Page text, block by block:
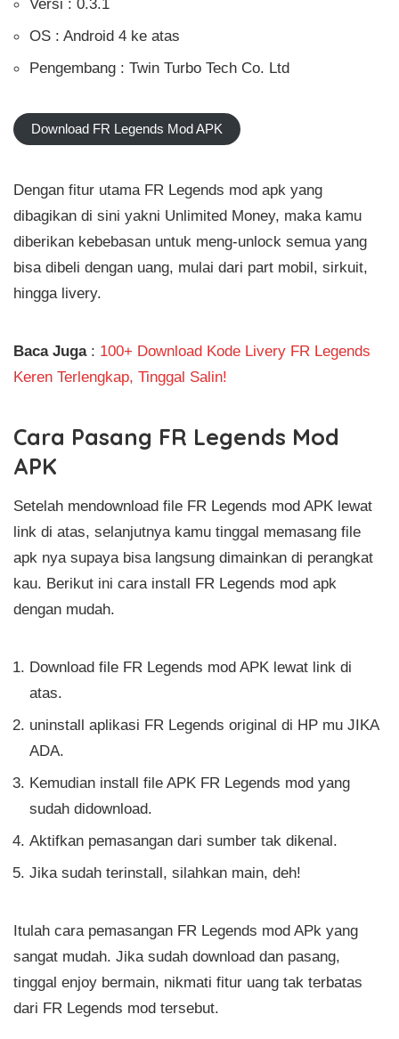
Versi : 0.3.1
OS : Android 4 ke atas
Pengembang : Twin Turbo Tech Co. Ltd
Download FR Legends Mod APK
Dengan fitur utama FR Legends mod apk yang
dibagikan di sini yakni Unlimited Money, maka kamu
diberikan kebebasan untuk meng-unlock semua yang
bisa dibeli dengan uang, mulai dari part mobil, sirkuit,
hingga livery.
Baca Juga: 100+ Download Kode Livery FR Legends
Keren Terlengkap, Tinggal Salin!
Cara Pasang FR Legends Mod
APK
Setelah mendownload file FR Legends mod APK lewat
link di atas, selanjutnya kamu tinggal memasang file
apk nya supaya bisa langsung dimainkan di perangkat
kau. Berikut ini cara install FR Legends mod apk
dengan mudah.
Download file FR Legends mod APK lewat link di
atas.
uninstall aplikasi FR Legends original di HP mu JIKA
ADA.
Kemudian install file APK FR Legends mod yang
sudah didownload.
Aktifkan pemasangan dari sumber tak dikenal.
Jika sudah terinstall, silahkan main, deh!
Itulah cara pemasangan FR Legends mod APk yang
sangat mudah. Jika sudah download dan pasang,
tinggal enjoy bermain, nikmati fitur uang tak terbatas
dari FR Legends mod tersebut.